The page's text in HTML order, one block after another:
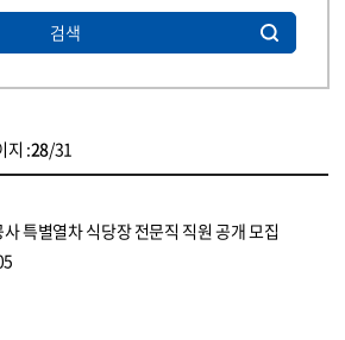
검색
지 :28/31
특별열차 식당장 전문직 직원 공개 모집